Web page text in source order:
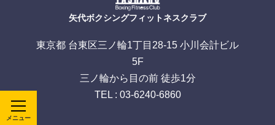
メニュー
矢代ボクシングフィットネスクラブ
東京都 台東区三ノ輪1丁目28-15 小川会計ビル
5F
三ノ輪から目の前 徒歩1分
TEL : 03-6240-6860